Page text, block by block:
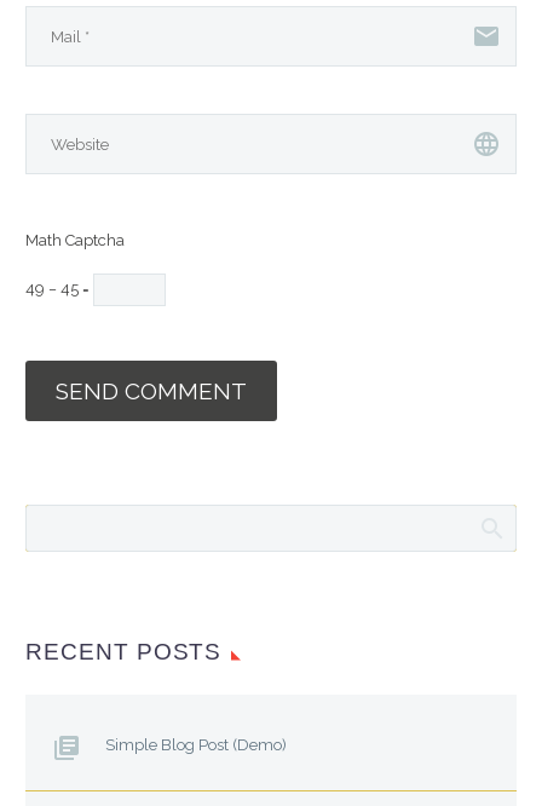
Math Captcha
49 − 45 =
SEND COMMENT
RECENT POSTS
Simple Blog Post (Demo)